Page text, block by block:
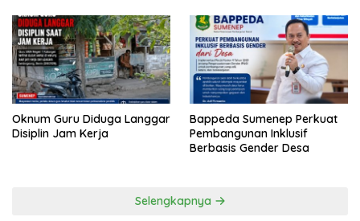
Oknum Guru Diduga Langgar
Disiplin Jam Kerja
Bappeda Sumenep Perkuat
Pembangunan Inklusif
Berbasis Gender Desa
Selengkapnya